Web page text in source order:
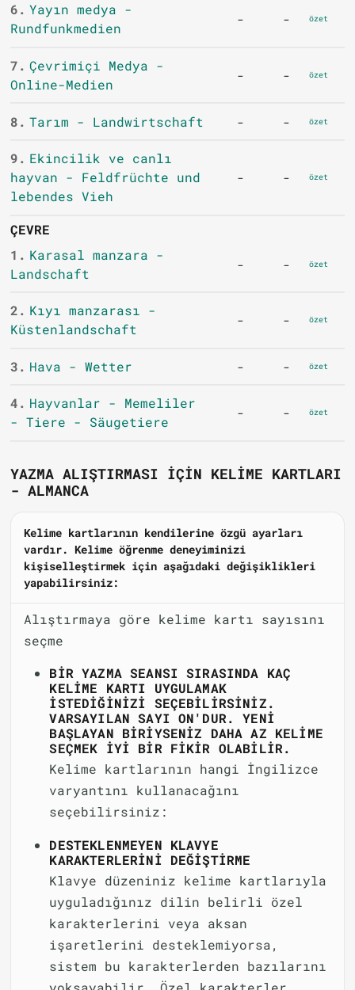
6. Yayın medya -
Rundfunkmedien
- - özet
7. Çevrimiçi Medya -
Online-Medien
- - özet
8. Tarım - Landwirtschaft - - özet
9. Ekincilik ve canlı
hayvan - Feldfrüchte und
lebendes Vieh
- - özet
ÇEVRE
1. Karasal manzara -
Landschaft
- - özet
2. Kıyı manzarası -
Küstenlandschaft
- - özet
3. Hava - Wetter - - özet
4. Hayvanlar - Memeliler
- Tiere - Säugetiere
- - özet
YAZMA ALIŞTIRMASI IÇIN KELIME KARTLARI
- ALMANCA
Kelime kartlarının kendilerine özgü ayarları
vardır. Kelime öğrenme deneyiminizi
kişiselleştirmek için aşağıdaki değişiklikleri
yapabilirsiniz:
Alıştırmaya göre kelime kartı sayısını
seçme
BIR YAZMA SEANSI SIRASINDA KAÇ
KELIME KARTI UYGULAMAK
ISTEDIĞINIZI SEÇEBILIRSINIZ.
VARSAYILAN SAYI ON'DUR. YENI
BAŞLAYAN BIRIYSENIZ DAHA AZ KELIME
SEÇMEK IYI BIR FIKIR OLABILIR.
Kelime kartlarının hangi İngilizce
varyantını kullanacağını
seçebilirsiniz:
DESTEKLENMEYEN KLAVYE
KARAKTERLERINI DEĞIŞTIRME
Klavye düzeniniz kelime kartlarıyla
uyguladığınız dilin belirli özel
karakterlerini veya aksan
işaretlerini desteklemiyorsa,
sistem bu karakterlerden bazılarını